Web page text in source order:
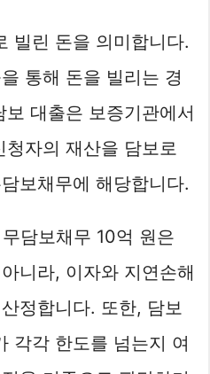
빌린 돈을 의미합니다.
통해 돈을 빌리는 경
대출은 보증기관에서
자의 재산을 담보로
보채무에 해당합니다.
담보채무 10억 원은
니라, 이자와 지연손해
정합니다. 또한, 담보
각각 한도를 넘는지 여